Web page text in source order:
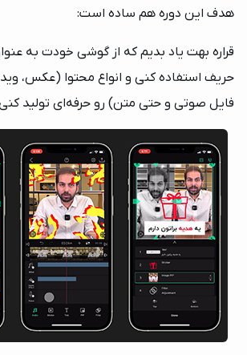
هدف این دوره هم ساده است:
قراره بهت یاد بدیم که از گوشی خودت به
حریف استفاده کنی و انواع محتوا (عکس،
فایل صوتی و حتی متن) رو حرفه‌ای تولید